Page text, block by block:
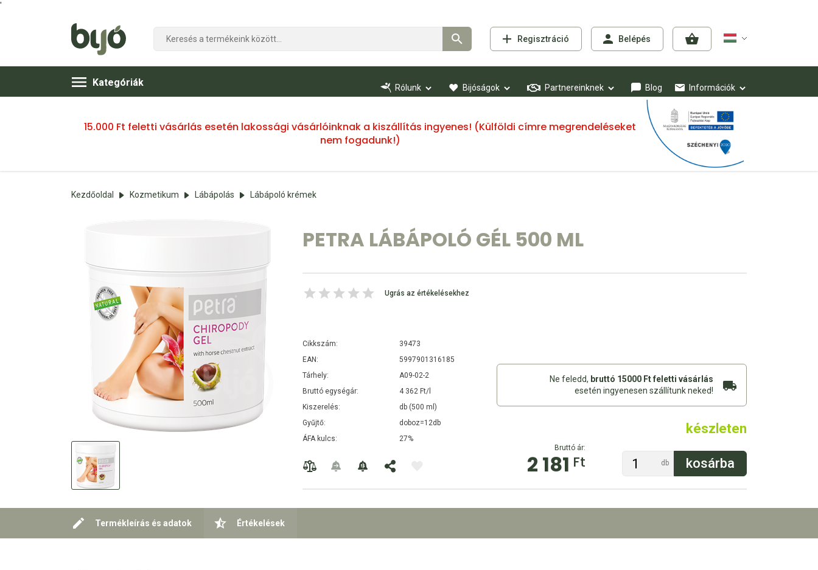
'
Regisztráció Belépés
Kategóriák Rólunk Bijóságok Partnereinknek Blog Információk
15.000 Ft feletti vásárlás esetén lakossági vásárlóinknak a kiszállítás ingyenes! (Külföldi címre megrendeléseket
nem fogadunk!)
Kezdőoldal Kozmetikum Lábápolás Lábápoló krémek
PETRA LÁBÁPOLÓ GÉL 500 ML
Ugrás az értékelésekhez
Cikkszám:
39473
EAN:
5997901316185
Tárhely:
A09-02-2
Bruttó egységár:
4 362 Ft/l
Kiszerelés:
db (500 ml)
Gyűjtő:
doboz=12db
ÁFA kulcs:
27%
Ne feledd, bruttó 15000 Ft feletti vásárlás
esetén ingyenesen szállítunk neked!
Bruttó ár:
2 181 Ft
készleten
db
Termékleírás és adatok Értékelések